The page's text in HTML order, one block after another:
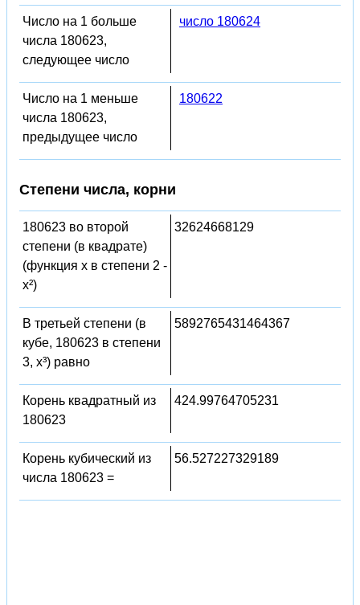
Число на 1 больше
числа 180623,
следующее число
число 180624
Число на 1 меньше
числа 180623,
предыдущее число
180622
Степени числа, корни
180623 во второй
степени (в квадрате)
(функция x в степени 2 -
x²)
32624668129
В третьей степени (в
кубе, 180623 в степени
3, x³) равно
5892765431464367
Корень квадратный из
180623
424.99764705231
Корень кубический из
числа 180623 =
56.527227329189